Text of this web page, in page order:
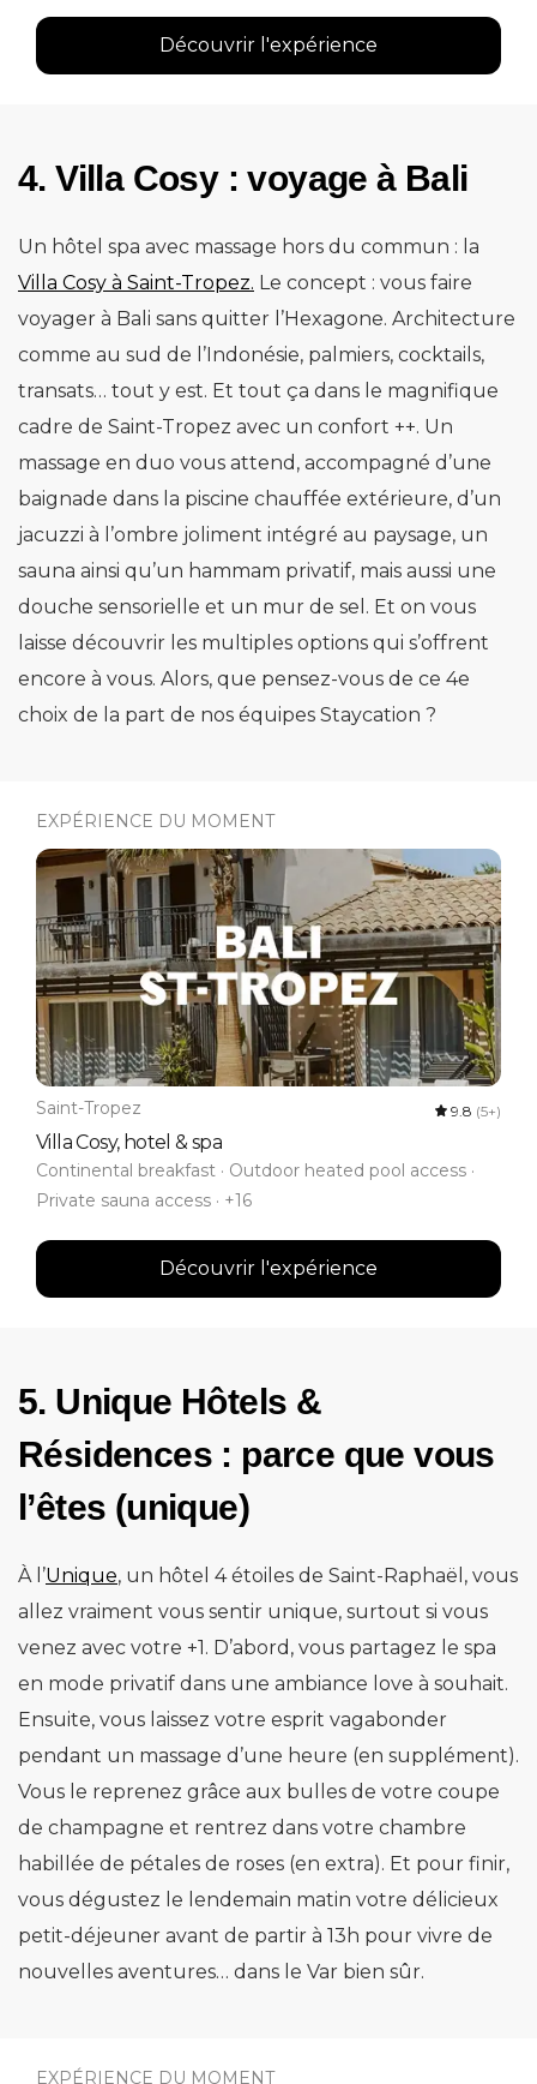
Découvrir l'expérience
4. Villa Cosy : voyage à Bali
Un hôtel spa avec massage hors du commun : la
Villa Cosy à Saint-Tropez. Le concept : vous faire
voyager à Bali sans quitter l’Hexagone. Architecture
comme au sud de l’Indonésie, palmiers, cocktails,
transats… tout y est. Et tout ça dans le magnifique
cadre de Saint-Tropez avec un confort ++. Un
massage en duo vous attend, accompagné d’une
baignade dans la piscine chauffée extérieure, d’un
jacuzzi à l’ombre joliment intégré au paysage, un
sauna ainsi qu’un hammam privatif, mais aussi une
douche sensorielle et un mur de sel. Et on vous
laisse découvrir les multiples options qui s’offrent
encore à vous. Alors, que pensez-vous de ce 4e
choix de la part de nos équipes Staycation ?
EXPÉRIENCE DU MOMENT
Saint-Tropez 9.8 (5+)
Villa Cosy, hotel & spa
Continental breakfast · Outdoor heated pool access ·
Private sauna access · +16
Découvrir l'expérience
5. Unique Hôtels &
Résidences : parce que vous
l’êtes (unique)
À l’Unique, un hôtel 4 étoiles de Saint-Raphaël, vous
allez vraiment vous sentir unique, surtout si vous
venez avec votre +1. D’abord, vous partagez le spa
en mode privatif dans une ambiance love à souhait.
Ensuite, vous laissez votre esprit vagabonder
pendant un massage d’une heure (en supplément).
Vous le reprenez grâce aux bulles de votre coupe
de champagne et rentrez dans votre chambre
habillée de pétales de roses (en extra). Et pour finir,
vous dégustez le lendemain matin votre délicieux
petit-déjeuner avant de partir à 13h pour vivre de
nouvelles aventures… dans le Var bien sûr.
EXPÉRIENCE DU MOMENT